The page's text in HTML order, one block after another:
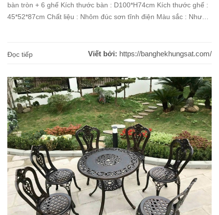
bàn tròn + 6 ghế Kích thước bàn : D100*H74cm Kích thước ghế :
45*52*87cm Chất liệu : Nhôm đúc sơn tĩnh điện Màu sắc : Như
Đọc tiếp
Viết bởi: https://banghekhungsat.com/